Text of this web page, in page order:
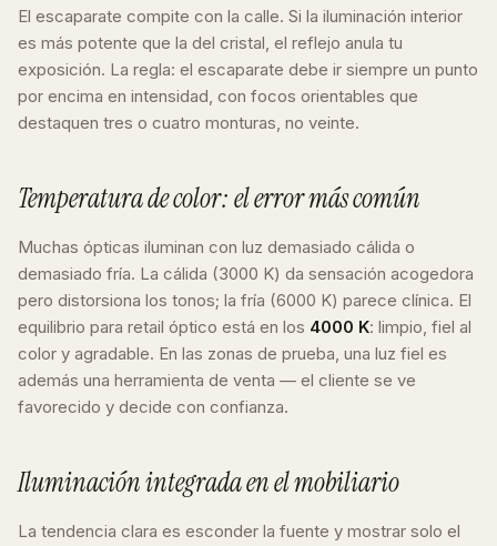
El escaparate compite con la calle. Si la iluminación interior
es más potente que la del cristal, el reflejo anula tu
exposición. La regla: el escaparate debe ir siempre un punto
por encima en intensidad, con focos orientables que
destaquen tres o cuatro monturas, no veinte.
Temperatura de color: el error más común
Muchas ópticas iluminan con luz demasiado cálida o
demasiado fría. La cálida (3000 K) da sensación acogedora
pero distorsiona los tonos; la fría (6000 K) parece clínica. El
equilibrio para retail óptico está en los 4000 K: limpio, fiel al
color y agradable. En las zonas de prueba, una luz fiel es
además una herramienta de venta — el cliente se ve
favorecido y decide con confianza.
Iluminación integrada en el mobiliario
La tendencia clara es esconder la fuente y mostrar solo el